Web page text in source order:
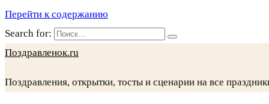
Перейти к содержанию
Search for:
Поздравленок.ru
Поздравления, открытки, тосты и сценарии на все